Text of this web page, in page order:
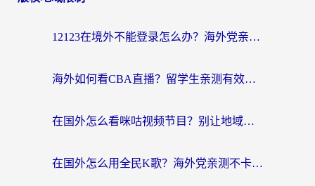
12123在境外不能登录怎么办？海外党亲测有效的回国加速方案
海外如何看CBA直播？留学生亲测有效的体育赛事观看指南
在国外怎么看咪咕视频节目？别让地域限制挡住你的追剧自由
在国外怎么用全民K歌？海外党亲测不卡顿的回国加速秘籍